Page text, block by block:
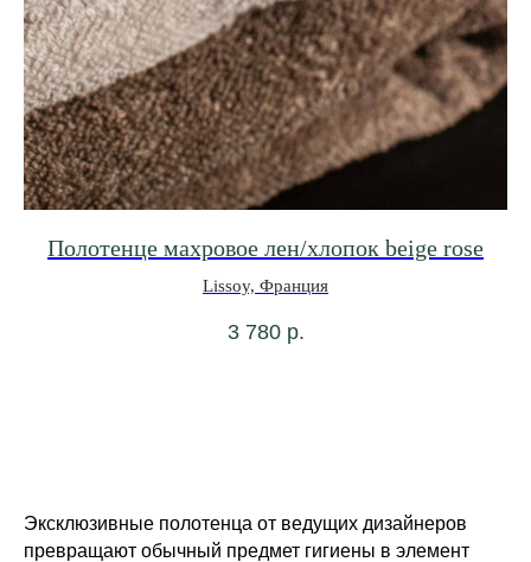
Полотенце махровое лен/хлопок beige rose
Lissoy, Франция
3 780 р.
Эксклюзивные полотенца от ведущих дизайнеров
превращают обычный предмет гигиены в элемент